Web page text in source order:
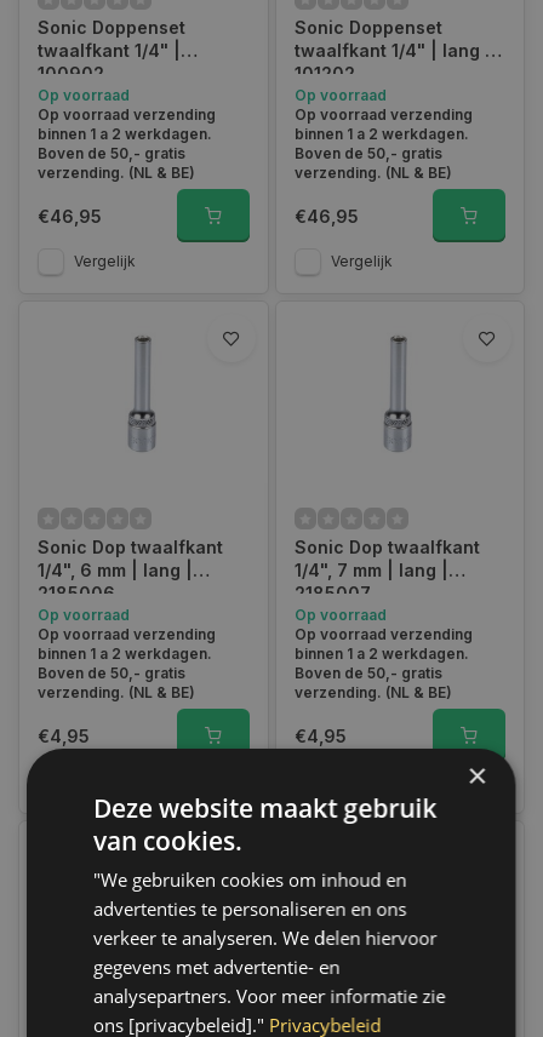
Sonic Doppenset
twaalfkant 1/4" |
100902
Op voorraad
Op voorraad verzending
binnen 1 a 2 werkdagen.
Boven de 50,- gratis
verzending. (NL & BE)
€46,95
Vergelijk
Sonic Doppenset
twaalfkant 1/4" | lang |
101202
Op voorraad
Op voorraad verzending
binnen 1 a 2 werkdagen.
Boven de 50,- gratis
verzending. (NL & BE)
€46,95
Vergelijk
Sonic Dop twaalfkant
1/4", 6 mm | lang |
2185006
Op voorraad
Op voorraad verzending
binnen 1 a 2 werkdagen.
Boven de 50,- gratis
verzending. (NL & BE)
€4,95
Sonic Dop twaalfkant
1/4", 7 mm | lang |
2185007
Op voorraad
Op voorraad verzending
binnen 1 a 2 werkdagen.
Boven de 50,- gratis
verzending. (NL & BE)
€4,95
×
Deze website maakt gebruik
van cookies.
"We gebruiken cookies om inhoud en
advertenties te personaliseren en ons
verkeer te analyseren. We delen hiervoor
gegevens met advertentie- en
analysepartners. Voor meer informatie zie
ons [privacybeleid]." Privacybeleid